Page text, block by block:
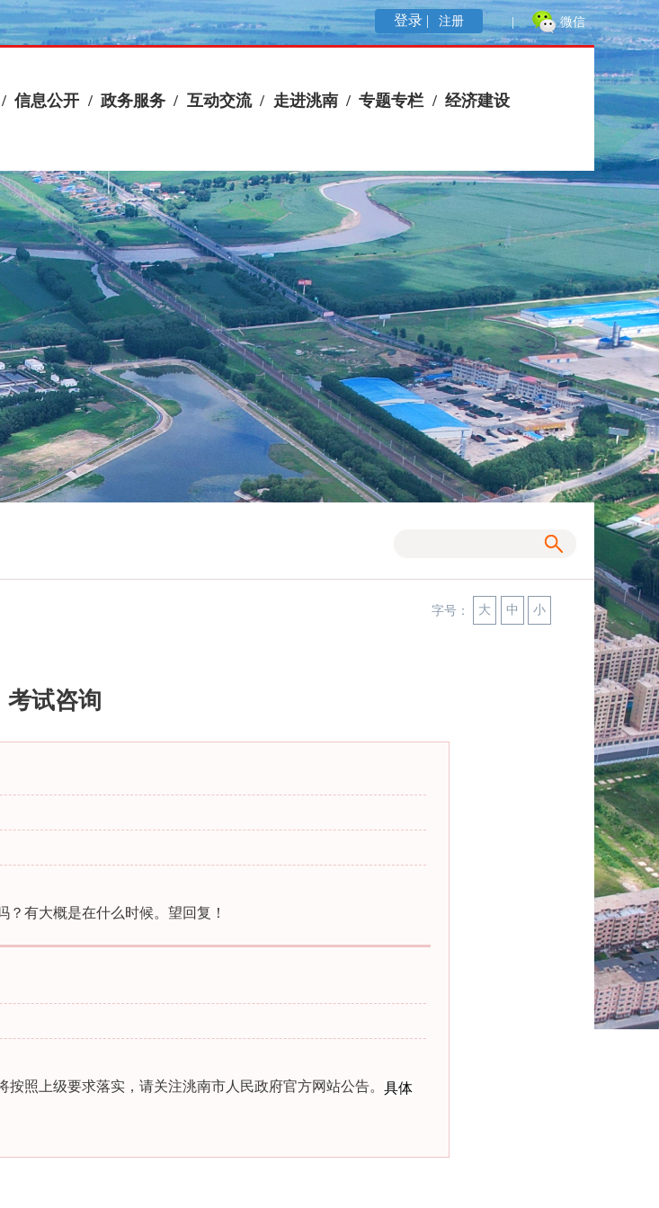
微信
登录 | 注册
/ 信息公开 / 政务服务 / 互动交流 / 走进洮南 / 专题专栏 / 经济建设
小
中
大
字号：
考试咨询
有大概是在什么时候。望回复！
照上级要求落实，请关注洮南市人民政府官方网站公告。 具体